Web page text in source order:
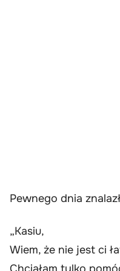
Pewnego dnia
„Kasiu,
Wiem, że nie jest ci